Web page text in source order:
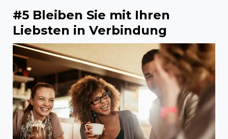
#5 Bleiben Sie mit Ihren
Liebsten in Verbindung